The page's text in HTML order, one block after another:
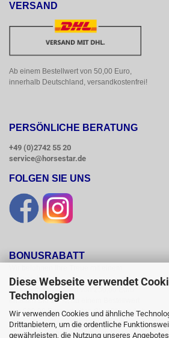
Diese Webseite verwendet
Technologien
Wir verwenden Cookies und ähnliche
Drittanbietern, um die ordentliche
gewährleisten, die Nutzung unseres
VERSAND
Ab einem Bestellwert von 50,00 Euro,
innerhalb Deutschland, versandkostenfrei!
PERSÖNLICHE BERATUNG
+49 (0)2742 55 20
service@horsestar.de
FOLGEN SIE UNS
BONUSRABATT
Bonusrabatt.
Ab einem Bestellwert von 250,00 Euro
erhalten Sie 10 %, ab einem Bestellwert
von 500,00 Euro erhalten Sie 12% und ab
einem  Bestellwert von 1500,00 Euro
15 % Bonusrabatt auf reguläre Ware.